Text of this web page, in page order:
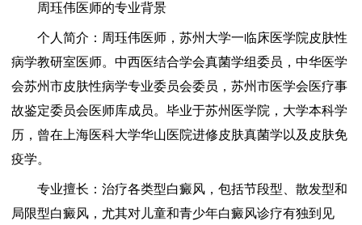
周珏伟医师的专业背景
个人简介：周珏伟医师，苏州大学一临床医学院皮肤性
病学教研室医师。中西医结合学会真菌学组委员，中华医学
会苏州市皮肤性病学专业委员会委员，苏州市医学会医疗事
故鉴定委员会医师库成员。毕业于苏州医学院，大学本科学
历，曾在上海医科大学华山医院进修皮肤真菌学以及皮肤免
疫学。
专业擅长：治疗各类型白癜风，包括节段型、散发型和
局限型白癜风，尤其对儿童和青少年白癜风诊疗有独到见